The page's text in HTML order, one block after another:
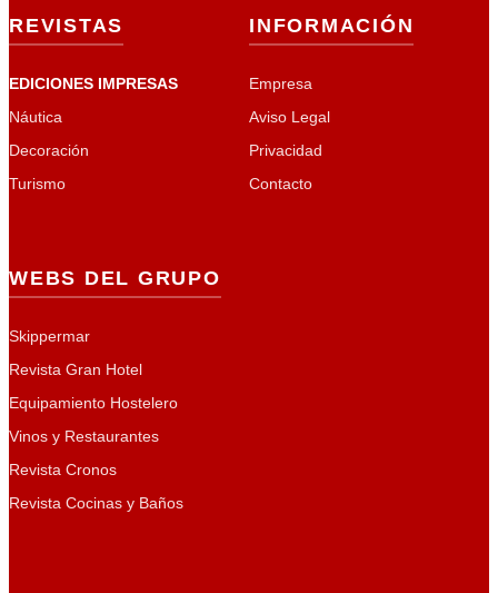
REVISTAS
EDICIONES IMPRESAS
Náutica
Decoración
Turismo
INFORMACIÓN
Empresa
Aviso Legal
Privacidad
Contacto
WEBS DEL GRUPO
Skippermar
Revista Gran Hotel
Equipamiento Hostelero
Vinos y Restaurantes
Revista Cronos
Revista Cocinas y Baños